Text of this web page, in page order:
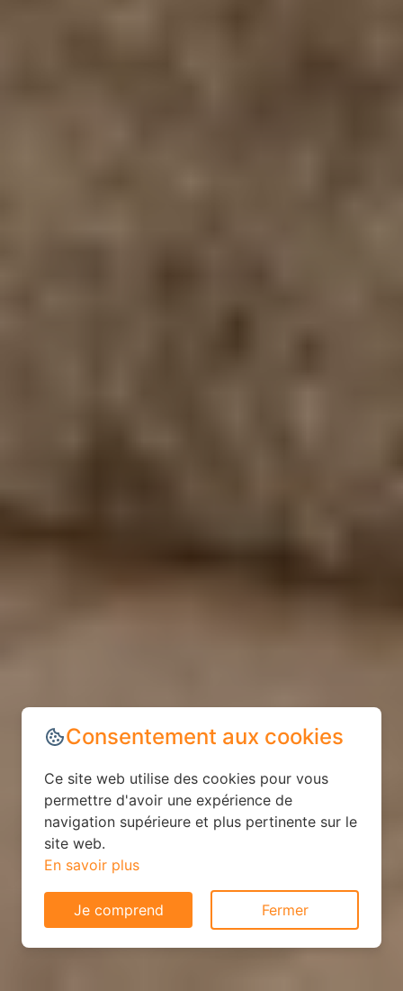
Consentement aux cookies
Ce site web utilise des cookies pour vous
permettre d'avoir une expérience de
navigation supérieure et plus pertinente sur le
site web.
En savoir plus
Je comprend Fermer